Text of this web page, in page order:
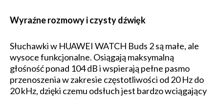
Wyraźne rozmowy i czysty dźwięk
Słuchawki w HUAWEI WATCH Buds 2 są małe, ale
wysoce funkcjonalne. Osiągają maksymalną
głośność ponad 104 dB i wspierają pełne pasmo
przenoszenia w zakresie częstotliwości od 20 Hz do
20 kHz, dzięki czemu odsłuch jest bardzo wciągający